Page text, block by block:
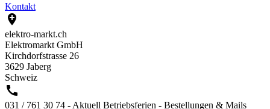
Kontakt

elektro-markt.ch
Elektromarkt GmbH
Kirchdorfstrasse 26
3629 Jaberg
Schweiz

031 / 761 30 74 - Aktuell Betriebsferien - Bestellungen & Mails